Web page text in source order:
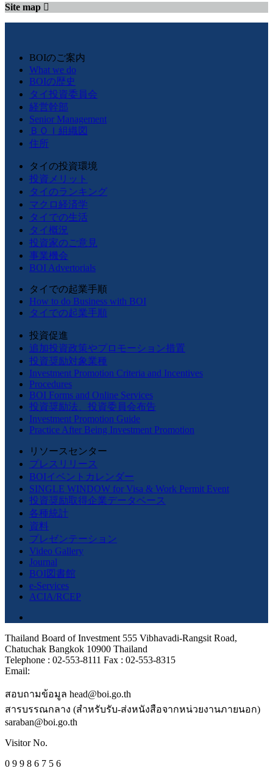
Site map
BOIのご案内
What we do
BOIの歴史
タイ投資委員会
経営幹部
Senior Management
ＢＯＩ組織図
住所
タイの投資環境
投資メリット
タイのランキング
マクロ経済学
タイでの生活
タイ概況
投資家のご意見
事業機会
BOI Advertorials
タイでの起業手順
How to do Business with BOI
タイでの起業手順
投資促進
追加投資政策やプロモーション措置
投資奨励対象業種
Investment Promotion Criteria and Incentives
Procedures
BOI Forms and Online Services
投資奨励法、投資委員会布告
Investment Promotion Guide
Practice After Being Investment Promotion
リソースセンター
プレスリリース
BOIイベントカレンダー
SINGLE WINDOW for Visa & Work Permit Event
投資奨励取得企業データベース
各種統計
資料
プレゼンテーション
Video Gallery
Journal
BOI図書館
e-Services
ACIA/RCEP
Thailand Board of Investment 555 Vibhavadi-Rangsit Road,
Chatuchak Bangkok 10900 Thailand
Telephone : 02-553-8111 Fax : 02-553-8315
Email:
สอบถามข้อมูล head@boi.go.th
สารบรรณกลาง (สำหรับรับ-ส่งหนังสือจากหน่วยงานภายนอก)
saraban@boi.go.th
Visitor No.
0 9 9 8 6 7 5 6